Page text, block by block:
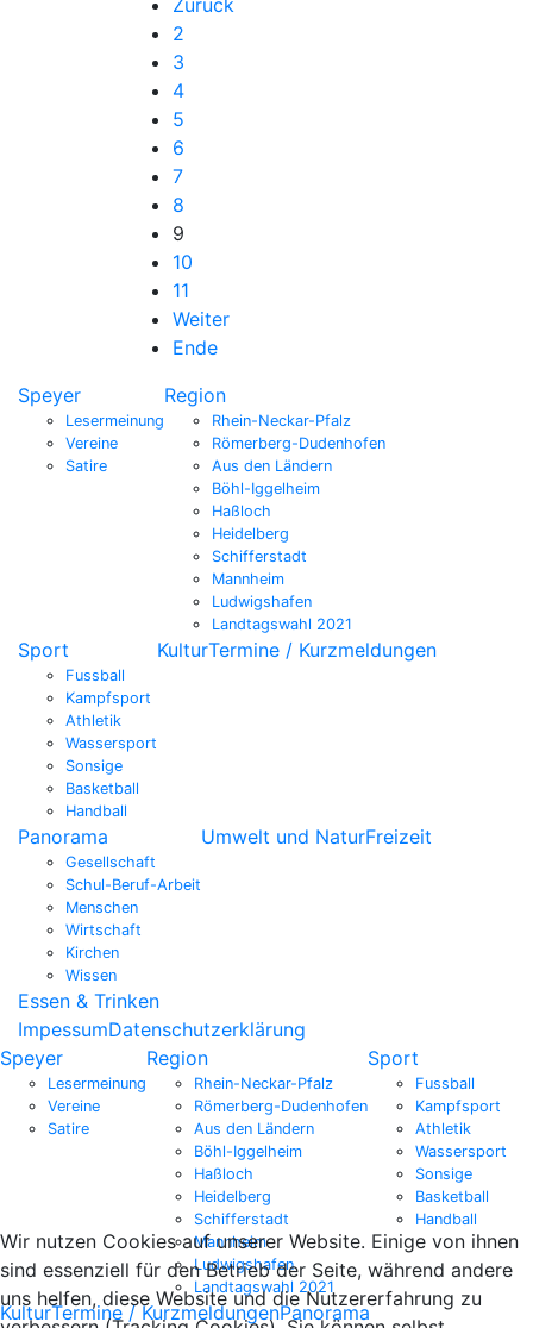
2
3
4
5
6
7
8
9
10
11
Weiter
Ende
Speyer
Lesermeinung
Vereine
Satire
Region
Rhein-Neckar-Pfalz
Römerberg-Dudenhofen
Aus den Ländern
Böhl-Iggelheim
Haßloch
Heidelberg
Schifferstadt
Mannheim
Ludwigshafen
Landtagswahl 2021
Sport
Fussball
Kampfsport
Athletik
Wassersport
Sonsige
Basketball
Handball
KulturTermine / Kurzmeldungen
Panorama
Gesellschaft
Schul-Beruf-Arbeit
Menschen
Wirtschaft
Kirchen
Wissen
Umwelt und NaturFreizeit
Essen & Trinken
ImpessumDatenschutzerklärung
Speyer
Lesermeinung
Vereine
Satire
Region
Rhein-Neckar-Pfalz
Römerberg-Dudenhofen
Aus den Ländern
Böhl-Iggelheim
Haßloch
Heidelberg
Schifferstadt
Mannheim
Ludwigshafen
Landtagswahl 2021
Sport
Fussball
Kampfsport
Athletik
Wassersport
Sonsige
Basketball
Handball
KulturTermine / KurzmeldungenPanorama
Wir nutzen Cookies auf unserer Website. Einige von ihnen
sind essenziell für den Betrieb der Seite, während andere
uns helfen, diese Website und die Nutzererfahrung zu